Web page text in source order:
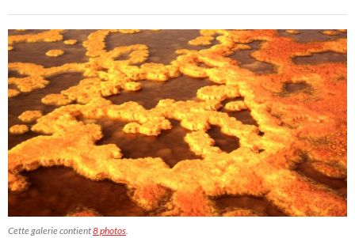
Cette galerie contient8 photos.